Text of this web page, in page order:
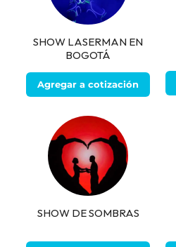
SHOW LASERMAN EN
BOGOTÁ
Agregar a cotización
SHOW DE SOMBRAS